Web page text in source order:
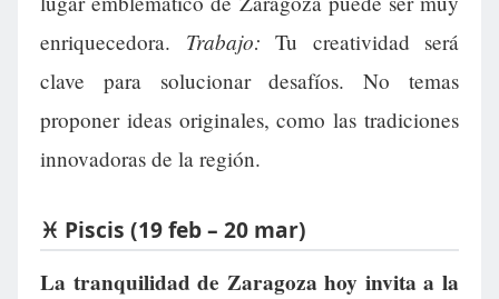
enriquecedora. Trabajo: Tu creatividad será
clave para solucionar desafíos. No temas
proponer ideas originales, como las tradiciones
innovadoras de la región.
♓ Piscis (19 feb – 20 mar)
La tranquilidad de Zaragoza hoy invita a la